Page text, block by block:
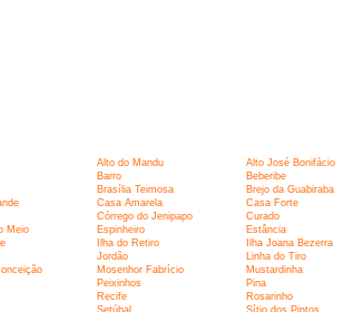
Alto do Mandu Alto José Bonifácio
Barro Beberibe
Brasília Teimosa Brejo da Guabiraba
Casa Amarela Casa Forte
Córrego do Jenipapo Curado
Meio Espinheiro Estância
Ilha do Retiro Ilha Joana Bezerra
Jordão Linha do Tiro
Mosenhor Fabrício Mustardinha
Peixinhos Pina
Recife Rosarinho